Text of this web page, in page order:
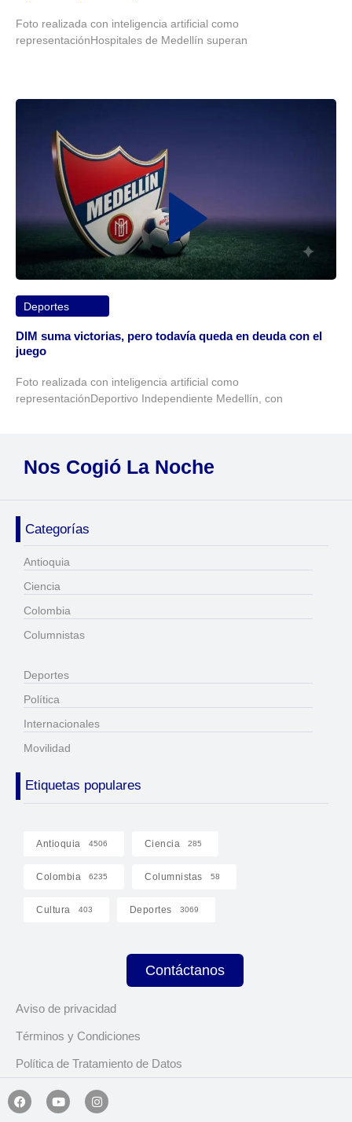
Foto realizada con inteligencia artificial como
representaciónHospitales de Medellín superan
Deportes
DIM suma victorias, pero todavía queda en deuda con el
juego
Foto realizada con inteligencia artificial como
representaciónDeportivo Independiente Medellín, con
Nos Cogió La Noche
Categorías
Antioquia
Ciencia
Colombia
Columnistas
Deportes
Política
Internacionales
Movilidad
Etiquetas populares
Antioquia 4506 Ciencia 285
Colombia 6235 Columnistas 58
Cultura 403 Deportes 3069
Contáctanos
Aviso de privacidad
Términos y Condiciones
Política de Tratamiento de Datos